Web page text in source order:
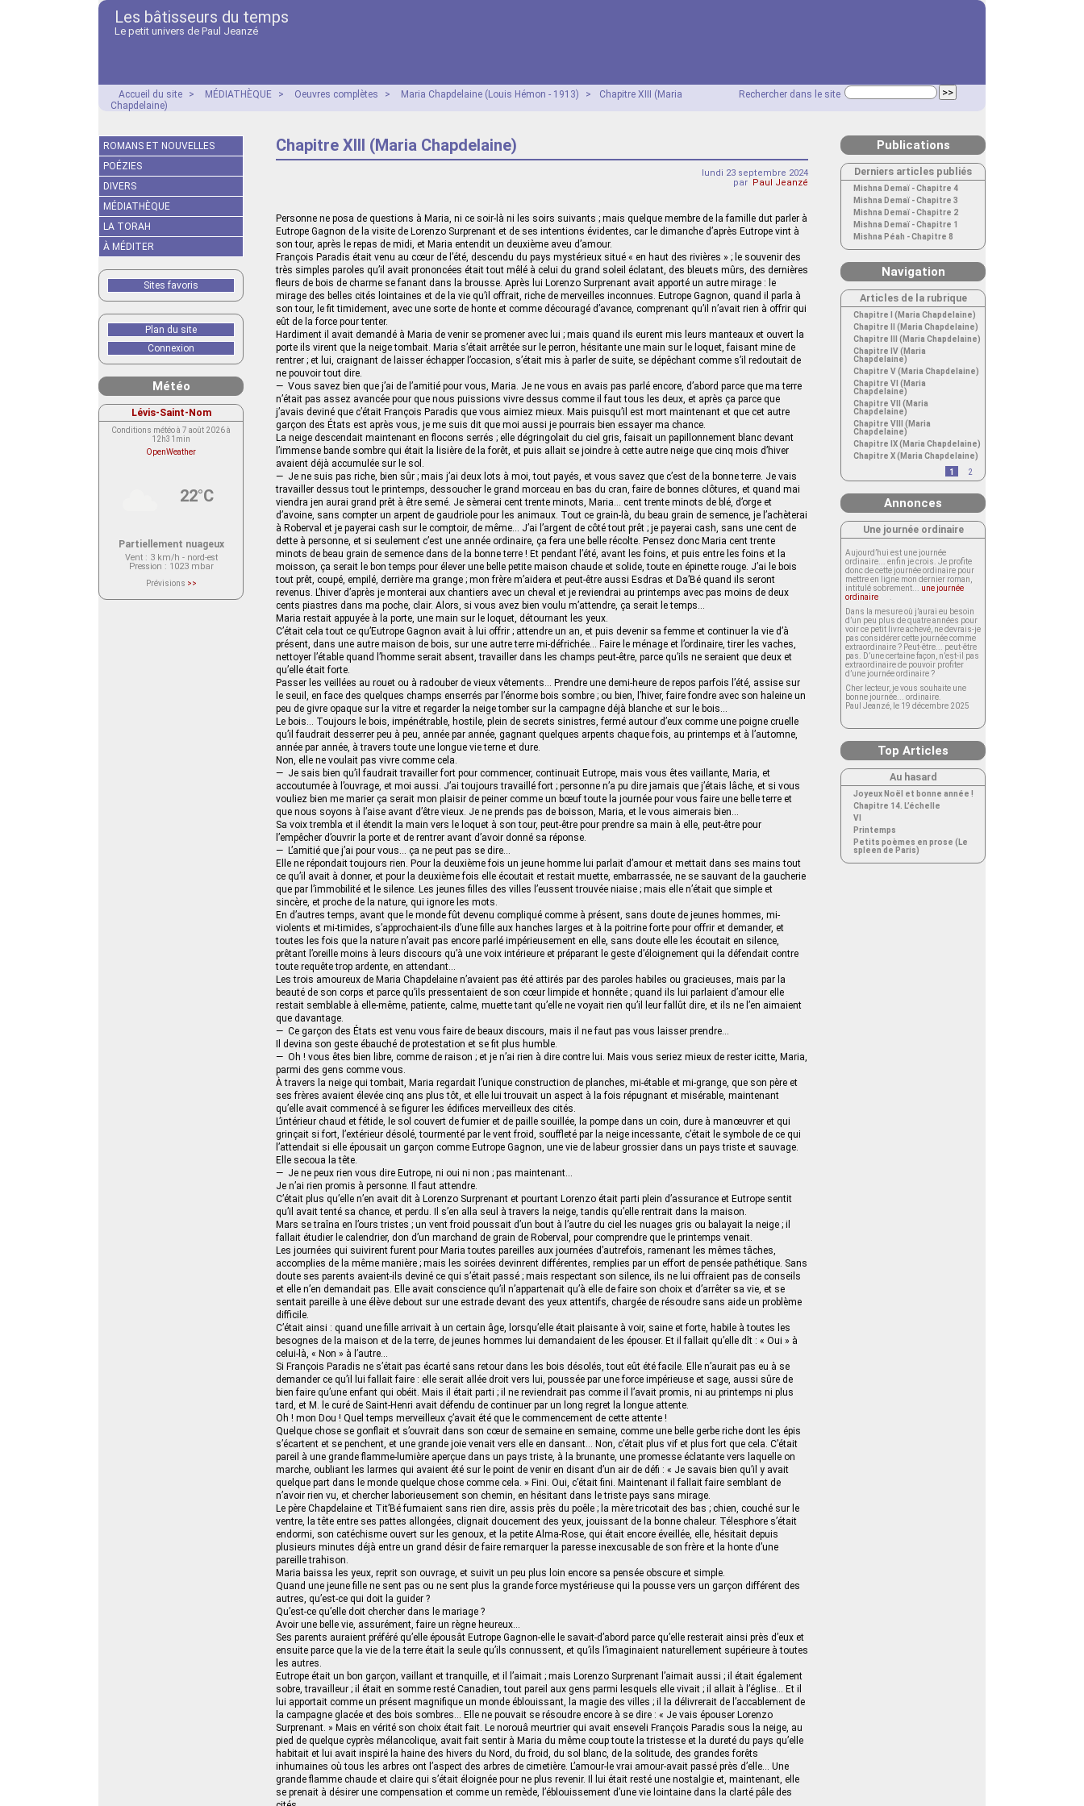
Les bâtisseurs du temps
Le petit univers de Paul Jeanzé
Rechercher dans le site
Accueil du site > MÉDIATHÈQUE > Oeuvres complètes > Maria Chapdelaine (Louis Hémon - 1913) >
Chapitre XIII (Maria
Chapdelaine)
Chapitre XIII (Maria Chapdelaine)
lundi 23 septembre 2024
par Paul Jeanzé
Personne ne posa de questions à Maria, ni ce soir-là ni les soirs suivants ; mais quelque membre de la famille dut parler à
Eutrope Gagnon de la visite de Lorenzo Surprenant et de ses intentions évidentes, car le dimanche d’après Eutrope vint à
son tour, après le repas de midi, et Maria entendit un deuxième aveu d’amour.
François Paradis était venu au cœur de l’été, descendu du pays mystérieux situé « en haut des rivières » ; le souvenir des
très simples paroles qu’il avait prononcées était tout mêlé à celui du grand soleil éclatant, des bleuets mûrs, des dernières
fleurs de bois de charme se fanant dans la brousse. Après lui Lorenzo Surprenant avait apporté un autre mirage : le
mirage des belles cités lointaines et de la vie qu’il offrait, riche de merveilles inconnues. Eutrope Gagnon, quand il parla à
son tour, le fit timidement, avec une sorte de honte et comme découragé d’avance, comprenant qu’il n’avait rien à offrir qui
eût de la force pour tenter.
Hardiment il avait demandé à Maria de venir se promener avec lui ; mais quand ils eurent mis leurs manteaux et ouvert la
porte ils virent que la neige tombait. Maria s’était arrêtée sur le perron, hésitante une main sur le loquet, faisant mine de
rentrer ; et lui, craignant de laisser échapper l’occasion, s’était mis à parler de suite, se dépêchant comme s’il redoutait de
ne pouvoir tout dire.
— Vous savez bien que j’ai de l’amitié pour vous, Maria. Je ne vous en avais pas parlé encore, d’abord parce que ma terre
n’était pas assez avancée pour que nous puissions vivre dessus comme il faut tous les deux, et après ça parce que
j’avais deviné que c’était François Paradis que vous aimiez mieux. Mais puisqu’il est mort maintenant et que cet autre
garçon des États est après vous, je me suis dit que moi aussi je pourrais bien essayer ma chance.
La neige descendait maintenant en flocons serrés ; elle dégringolait du ciel gris, faisait un papillonnement blanc devant
l’immense bande sombre qui était la lisière de la forêt, et puis allait se joindre à cette autre neige que cinq mois d’hiver
avaient déjà accumulée sur le sol.
— Je ne suis pas riche, bien sûr ; mais j’ai deux lots à moi, tout payés, et vous savez que c’est de la bonne terre. Je vais
travailler dessus tout le printemps, dessoucher le grand morceau en bas du cran, faire de bonnes clôtures, et quand mai
viendra jen aurai grand prêt à être semé. Je sèmerai cent trente minots, Maria… cent trente minots de blé, d’orge et
d’avoine, sans compter un arpent de gaudriole pour les animaux. Tout ce grain-là, du beau grain de semence, je l’achèterai
à Roberval et je payerai cash sur le comptoir, de même… J’ai l’argent de côté tout prêt ; je payerai cash, sans une cent de
dette à personne, et si seulement c’est une année ordinaire, ça fera une belle récolte. Pensez donc Maria cent trente
minots de beau grain de semence dans de la bonne terre ! Et pendant l’été, avant les foins, et puis entre les foins et la
moisson, ça serait le bon temps pour élever une belle petite maison chaude et solide, toute en épinette rouge. J’ai le bois
tout prêt, coupé, empilé, derrière ma grange ; mon frère m’aidera et peut-être aussi Esdras et Da’Bé quand ils seront
revenus. L’hiver d’après je monterai aux chantiers avec un cheval et je reviendrai au printemps avec pas moins de deux
cents piastres dans ma poche, clair. Alors, si vous avez bien voulu m’attendre, ça serait le temps…
Maria restait appuyée à la porte, une main sur le loquet, détournant les yeux.
C’était cela tout ce qu’Eutrope Gagnon avait à lui offrir ; attendre un an, et puis devenir sa femme et continuer la vie d’à
présent, dans une autre maison de bois, sur une autre terre mi-défrichée… Faire le ménage et l’ordinaire, tirer les vaches,
nettoyer l’étable quand l’homme serait absent, travailler dans les champs peut-être, parce qu’ils ne seraient que deux et
qu’elle était forte.
Passer les veillées au rouet ou à radouber de vieux vêtements… Prendre une demi-heure de repos parfois l’été, assise sur
le seuil, en face des quelques champs enserrés par l’énorme bois sombre ; ou bien, l’hiver, faire fondre avec son haleine un
peu de givre opaque sur la vitre et regarder la neige tomber sur la campagne déjà blanche et sur le bois…
Le bois… Toujours le bois, impénétrable, hostile, plein de secrets sinistres, fermé autour d’eux comme une poigne cruelle
qu’il faudrait desserrer peu à peu, année par année, gagnant quelques arpents chaque fois, au printemps et à l’automne,
année par année, à travers toute une longue vie terne et dure.
Non, elle ne voulait pas vivre comme cela.
— Je sais bien qu’il faudrait travailler fort pour commencer, continuait Eutrope, mais vous êtes vaillante, Maria, et
accoutumée à l’ouvrage, et moi aussi. J’ai toujours travaillé fort ; personne n’a pu dire jamais que j’étais lâche, et si vous
vouliez bien me marier ça serait mon plaisir de peiner comme un bœuf toute la journée pour vous faire une belle terre et
que nous soyons à l’aise avant d’être vieux. Je ne prends pas de boisson, Maria, et le vous aimerais bien…
Sa voix trembla et il étendit la main vers le loquet à son tour, peut-être pour prendre sa main à elle, peut-être pour
l’empêcher d’ouvrir la porte et de rentrer avant d’avoir donné sa réponse.
— L’amitié que j’ai pour vous… ça ne peut pas se dire…
Elle ne répondait toujours rien. Pour la deuxième fois un jeune homme lui parlait d’amour et mettait dans ses mains tout
ce qu’il avait à donner, et pour la deuxième fois elle écoutait et restait muette, embarrassée, ne se sauvant de la gaucherie
que par l’immobilité et le silence. Les jeunes filles des villes l’eussent trouvée niaise ; mais elle n’était que simple et
sincère, et proche de la nature, qui ignore les mots.
En d’autres temps, avant que le monde fût devenu compliqué comme à présent, sans doute de jeunes hommes, mi-
violents et mi-timides, s’approchaient-ils d’une fille aux hanches larges et à la poitrine forte pour offrir et demander, et
toutes les fois que la nature n’avait pas encore parlé impérieusement en elle, sans doute elle les écoutait en silence,
prêtant l’oreille moins à leurs discours qu’à une voix intérieure et préparant le geste d’éloignement qui la défendait contre
toute requête trop ardente, en attendant…
Les trois amoureux de Maria Chapdelaine n’avaient pas été attirés par des paroles habiles ou gracieuses, mais par la
beauté de son corps et parce qu’ils pressentaient de son cœur limpide et honnête ; quand ils lui parlaient d’amour elle
restait semblable à elle-même, patiente, calme, muette tant qu’elle ne voyait rien qu’il leur fallût dire, et ils ne l’en aimaient
que davantage.
— Ce garçon des États est venu vous faire de beaux discours, mais il ne faut pas vous laisser prendre…
Il devina son geste ébauché de protestation et se fit plus humble.
— Oh ! vous êtes bien libre, comme de raison ; et je n’ai rien à dire contre lui. Mais vous seriez mieux de rester icitte, Maria,
parmi des gens comme vous.
À travers la neige qui tombait, Maria regardait l’unique construction de planches, mi-étable et mi-grange, que son père et
ses frères avaient élevée cinq ans plus tôt, et elle lui trouvait un aspect à la fois répugnant et misérable, maintenant
qu’elle avait commencé à se figurer les édifices merveilleux des cités.
L’intérieur chaud et fétide, le sol couvert de fumier et de paille souillée, la pompe dans un coin, dure à manœuvrer et qui
grinçait si fort, l’extérieur désolé, tourmenté par le vent froid, souffleté par la neige incessante, c’était le symbole de ce qui
l’attendait si elle épousait un garçon comme Eutrope Gagnon, une vie de labeur grossier dans un pays triste et sauvage.
Elle secoua la tête.
— Je ne peux rien vous dire Eutrope, ni oui ni non ; pas maintenant…
Je n’ai rien promis à personne. Il faut attendre.
C’était plus qu’elle n’en avait dit à Lorenzo Surprenant et pourtant Lorenzo était parti plein d’assurance et Eutrope sentit
qu’il avait tenté sa chance, et perdu. Il s’en alla seul à travers la neige, tandis qu’elle rentrait dans la maison.
Mars se traîna en l’ours tristes ; un vent froid poussait d’un bout à l’autre du ciel les nuages gris ou balayait la neige ; il
fallait étudier le calendrier, don d’un marchand de grain de Roberval, pour comprendre que le printemps venait.
Les journées qui suivirent furent pour Maria toutes pareilles aux journées d’autrefois, ramenant les mêmes tâches,
accomplies de la même manière ; mais les soirées devinrent différentes, remplies par un effort de pensée pathétique. Sans
doute ses parents avaient-ils deviné ce qui s’était passé ; mais respectant son silence, ils ne lui offraient pas de conseils
et elle n’en demandait pas. Elle avait conscience qu’il n’appartenait qu’à elle de faire son choix et d’arrêter sa vie, et se
sentait pareille à une élève debout sur une estrade devant des yeux attentifs, chargée de résoudre sans aide un problème
difficile.
C’était ainsi : quand une fille arrivait à un certain âge, lorsqu’elle était plaisante à voir, saine et forte, habile à toutes les
besognes de la maison et de la terre, de jeunes hommes lui demandaient de les épouser. Et il fallait qu’elle dît : « Oui » à
celui-là, « Non » à l’autre…
Si François Paradis ne s’était pas écarté sans retour dans les bois désolés, tout eût été facile. Elle n’aurait pas eu à se
demander ce qu’il lui fallait faire : elle serait allée droit vers lui, poussée par une force impérieuse et sage, aussi sûre de
bien faire qu’une enfant qui obéit. Mais il était parti ; il ne reviendrait pas comme il l’avait promis, ni au printemps ni plus
tard, et M. le curé de Saint-Henri avait défendu de continuer par un long regret la longue attente.
Oh ! mon Dou ! Quel temps merveilleux ç’avait été que le commencement de cette attente !
Quelque chose se gonflait et s’ouvrait dans son cœur de semaine en semaine, comme une belle gerbe riche dont les épis
s’écartent et se penchent, et une grande joie venait vers elle en dansant… Non, c’était plus vif et plus fort que cela. C’était
pareil à une grande flamme-lumière aperçue dans un pays triste, à la brunante, une promesse éclatante vers laquelle on
marche, oubliant les larmes qui avaient été sur le point de venir en disant d’un air de défi : « Je savais bien qu’il y avait
quelque part dans le monde quelque chose comme cela. » Fini. Oui, c’était fini. Maintenant il fallait faire semblant de
n’avoir rien vu, et chercher laborieusement son chemin, en hésitant dans le triste pays sans mirage.
Le père Chapdelaine et Tit’Bé fumaient sans rien dire, assis près du poêle ; la mère tricotait des bas ; chien, couché sur le
ventre, la tête entre ses pattes allongées, clignait doucement des yeux, jouissant de la bonne chaleur. Télesphore s’était
endormi, son catéchisme ouvert sur les genoux, et la petite Alma-Rose, qui était encore éveillée, elle, hésitait depuis
plusieurs minutes déjà entre un grand désir de faire remarquer la paresse inexcusable de son frère et la honte d’une
pareille trahison.
Maria baissa les yeux, reprit son ouvrage, et suivit un peu plus loin encore sa pensée obscure et simple.
Quand une jeune fille ne sent pas ou ne sent plus la grande force mystérieuse qui la pousse vers un garçon différent des
autres, qu’est-ce qui doit la guider ?
Qu’est-ce qu’elle doit chercher dans le mariage ?
Avoir une belle vie, assurément, faire un règne heureux…
Ses parents auraient préféré qu’elle épousât Eutrope Gagnon-elle le savait-d’abord parce qu’elle resterait ainsi près d’eux et
ensuite parce que la vie de la terre était la seule qu’ils connussent, et qu’ils l’imaginaient naturellement supérieure à toutes
les autres.
Eutrope était un bon garçon, vaillant et tranquille, et il l’aimait ; mais Lorenzo Surprenant l’aimait aussi ; il était également
sobre, travailleur ; il était en somme resté Canadien, tout pareil aux gens parmi lesquels elle vivait ; il allait à l’église… Et il
lui apportait comme un présent magnifique un monde éblouissant, la magie des villes ; il la délivrerait de l’accablement de
la campagne glacée et des bois sombres… Elle ne pouvait se résoudre encore à se dire : « Je vais épouser Lorenzo
Surprenant. » Mais en vérité son choix était fait. Le norouâ meurtrier qui avait enseveli François Paradis sous la neige, au
pied de quelque cyprès mélancolique, avait fait sentir à Maria du même coup toute la tristesse et la dureté du pays qu’elle
habitait et lui avait inspiré la haine des hivers du Nord, du froid, du sol blanc, de la solitude, des grandes forêts
inhumaines où tous les arbres ont l’aspect des arbres de cimetière. L’amour-le vrai amour-avait passé près d’elle… Une
grande flamme chaude et claire qui s’était éloignée pour ne plus revenir. Il lui était resté une nostalgie et, maintenant, elle
se prenait à désirer une compensation et comme un remède, l’éblouissement d’une vie lointaine dans la clarté pâle des
ROMANS ET NOUVELLES
POÉZIES
DIVERS
MÉDIATHÈQUE
LA TORAH
À MÉDITER
Sites favoris
Plan du site
Connexion
Météo
Lévis-Saint-Nom
Conditions météo à 7 août 2026 à
12h31min
OpenWeather
22°C
Partiellement nuageux
Vent: 3 km/h - nord-est
Pression : 1023 mbar
Prévisions >>
actuellement aucune prévision
Publications
Derniers articles publiés
Mishna Demaï - Chapitre 4
Mishna Demaï - Chapitre 3
Mishna Demaï - Chapitre 2
Mishna Demaï - Chapitre 1
Mishna Péah - Chapitre 8
Navigation
Articles de la rubrique
Chapitre I (Maria Chapdelaine)
Chapitre II (Maria Chapdelaine)
Chapitre III (Maria Chapdelaine)
Chapitre IV (Maria
Chapdelaine)
Chapitre V (Maria Chapdelaine)
Chapitre VI (Maria
Chapdelaine)
Chapitre VII (Maria
Chapdelaine)
Chapitre VIII (Maria
Chapdelaine)
Chapitre IX (Maria Chapdelaine)
Chapitre X (Maria Chapdelaine)
1
2
Annonces
Une journée ordinaire
Aujourd’hui est une journée
ordinaire... enfin je crois. Je profite
donc de cette journée ordinaire pour
mettre en ligne mon dernier roman,
intitulé sobrement... une journée
ordinaire
Dans la mesure où j’aurai eu besoin
d’un peu plus de quatre années pour
voir ce petit livre achevé, ne devrais-je
pas considérer cette journée comme
extraordinaire ? Peut-être... peut-être
pas. D’une certaine façon, n’est-il pas
extraordinaire de pouvoir profiter
d’une journée ordinaire ?
Cher lecteur, je vous souhaite une
bonne journée... ordinaire.
Paul Jeanzé, le 19 décembre 2025
Top Articles
Au hasard
Joyeux Noël et bonne année !
Chapitre 14. L’échelle
VI
Printemps
Petits poèmes en prose (Le
spleen de Paris)